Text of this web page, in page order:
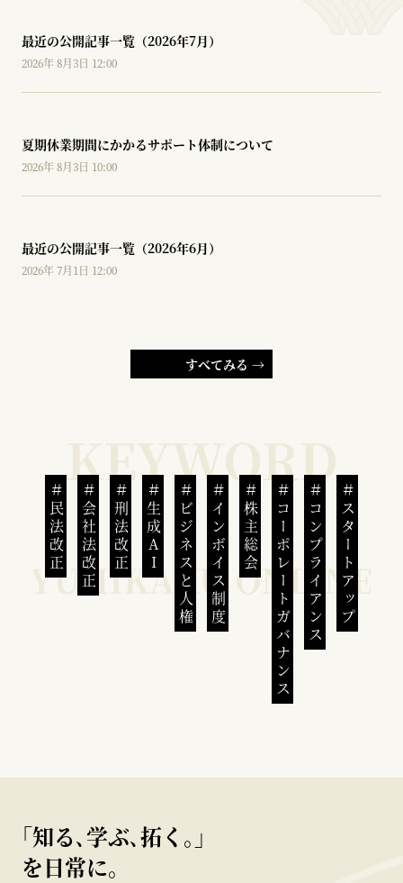
最近の公開記事一覧（2026年7月）
2026年 8月3日 12:00
夏期休業期間にかかるサポート体制について
2026年 8月3日 10:00
最近の公開記事一覧（2026年6月）
2026年 7月1日 12:00
すべてみる →
民法改正 会社法改正 刑法改正 生成AI ビジネスと人権インボイス制度 株主総会 コーポレートガバナンスコンプライアンススタートアップ
｢知る､学ぶ､拓く｡｣
を日常に。